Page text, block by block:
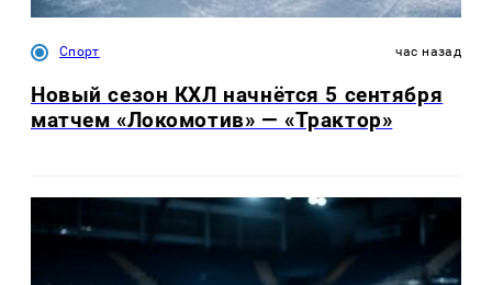
Спорт час назад
Новый сезон КХЛ начнётся 5 сентября
матчем «Локомотив» — «Трактор»